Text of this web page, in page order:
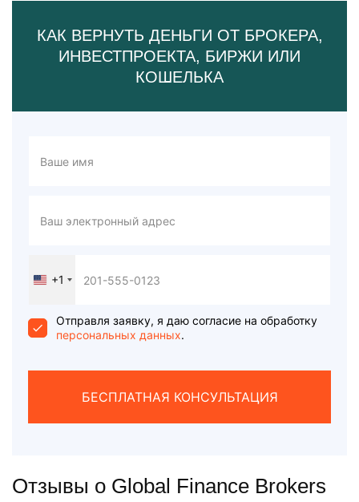
КАК ВЕРНУТЬ ДЕНЬГИ ОТ БРОКЕРА,
ИНВЕСТПРОЕКТА, БИРЖИ ИЛИ
КОШЕЛЬКА
United
+1
+1
Отправля заявку, я даю согласие на обработку
персональных данных.
БЕСПЛАТНАЯ КОНСУЛЬТАЦИЯ
Отзывы о Global Finance Brokers